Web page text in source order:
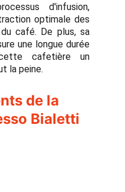
d'infusion,
optimale des
café. De plus, sa
une longue durée
cafetière un
la peine.
de la
Bialetti